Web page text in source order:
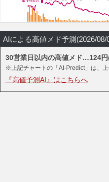
AIによる高値メド予測(2026/08/
30営業日以内の高値メド…124
※上記チャートの「AI-Predict」は、
『高値予測AI』はこちらへ